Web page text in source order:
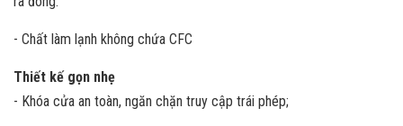
- Chất làm lạnh không chứa CFC
Thiết kế gọn nhẹ
- Khóa cửa an toàn, ngăn chặn truy cập trái phép;